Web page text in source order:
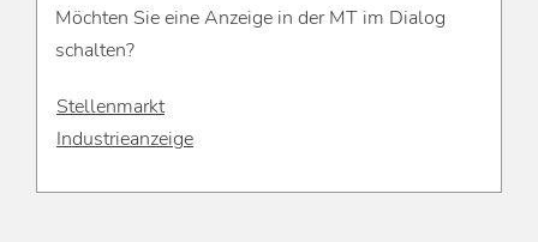
Möchten Sie eine Anzeige in der MT im Dialog
schalten?
Stellenmarkt
Industrieanzeige